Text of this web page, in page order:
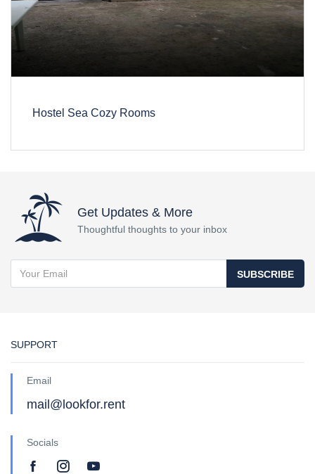
Hostel Sea Cozy Rooms
Get Updates & More
Thoughtful thoughts to your inbox
SUBSCRIBE
SUPPORT
Email
mail@lookfor.rent
Socials